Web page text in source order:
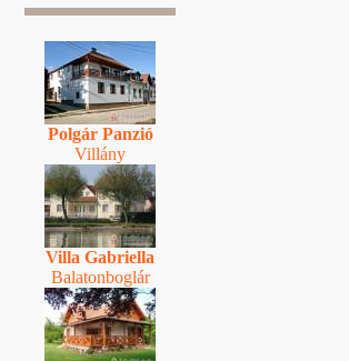
Polgár Panzió
Villány
Villa Gabriella
Balatonboglár